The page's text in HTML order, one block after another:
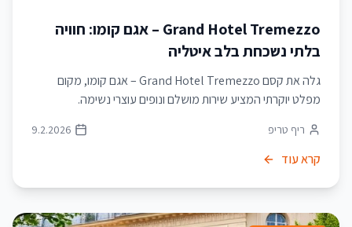
Grand Hotel Tremezzo – אגם קומו: חוויה
בלתי נשכחת בלב איטליה
גלה את קסם Grand Hotel Tremezzo – אגם קומו, מקום
מפלט יוקרתי המציע שירות מושלם ונופים עוצרי נשימה.
ריף טריפ 9.2.2026
קרא עוד